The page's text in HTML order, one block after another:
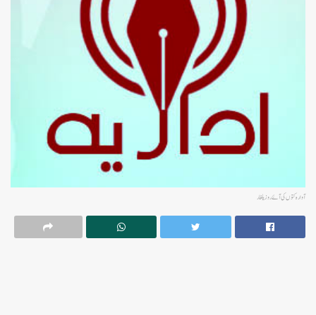
آوارہ کتوں کی آئے روز یلغار